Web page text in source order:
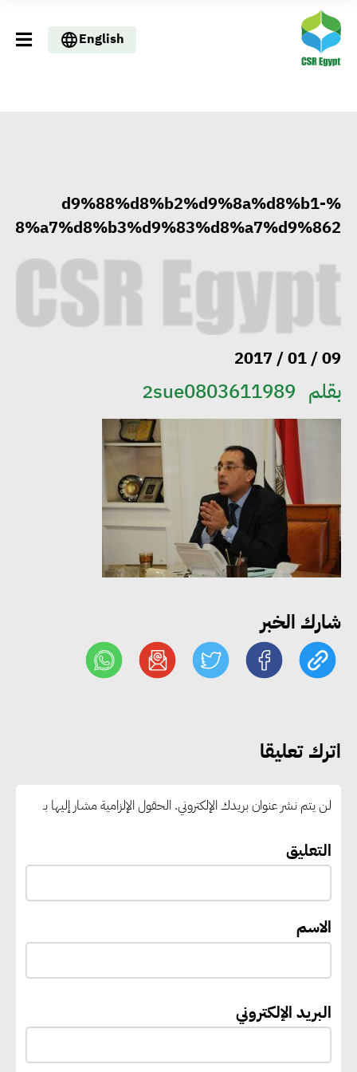
English
%d9%88%d8%b2%d9%8a%d8%b1-
09 / 01 / 2017
بقلم 2sue0803611989
شارك الخبر
اترك تعليقا
لن يتم نشر عنوان بريدك الإلكتروني. الحقول الإلزامية مشار إليها بـ
التعليق
الاسم
البريد الإلكتروني
مجلس الوزراء: تراجع معدل
البطالة في مصر إلى 5.8% خلال
الربع الثاني من 2026
وزير الصناعة يبحث مع البرازيل و
الصين تعزيز الشراكات الصناعية
وجذب استثمارات جديدة إلى مصر
رغبات المرحلة الأولى.. والوزارة تدعو
الطلاب إلى سرعة التسجيل وعدم
يعمل على تطوير موقعه الإلكتروني
ليصبح منصة رقمية متكاملة تدعم
إيفل تستثمر ما يصل إلى 130
“بي إس آر” في مشروعات الطاقة